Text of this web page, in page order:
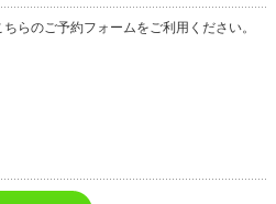
らのご予約フォームをご利用ください。